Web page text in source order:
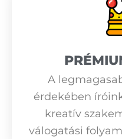
A
érdekében
kreatív
válogatási